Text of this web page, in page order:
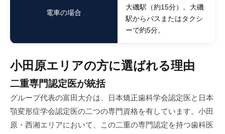
電車の場合
大磯駅（約15分）。大磯
駅からバスまたはタクシ
ーで約5分。
小田原エリアの方に選ばれる理由
二重専門認定医が統括
グループ代表の富田大介は、日本矯正歯科学会認定医と日本
顎変形症学会認定医の二つの専門資格を有しています。小田
原・西湘エリアにおいて、この二重の専門認定を持つ歯科医